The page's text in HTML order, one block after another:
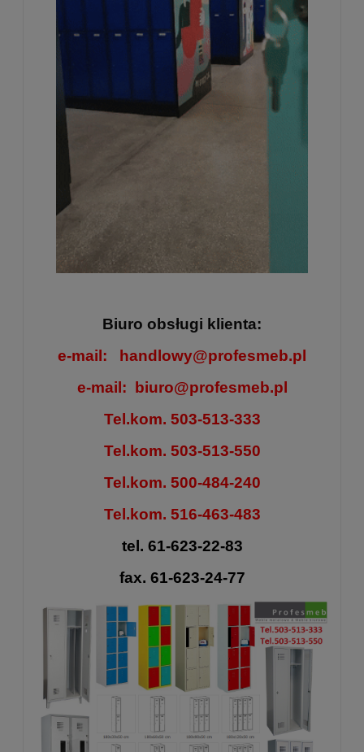
Biuro obsługi klienta:
e-mail:
handlowy@profesmeb.pl
e-mail: biuro@profesmeb.pl
Tel.kom. 503-513-333
Tel.kom. 503-513-550
Tel.kom. 500-484-240
Tel.kom. 516-463-483
tel. 61-623-22-83
fax. 61-623-24-77